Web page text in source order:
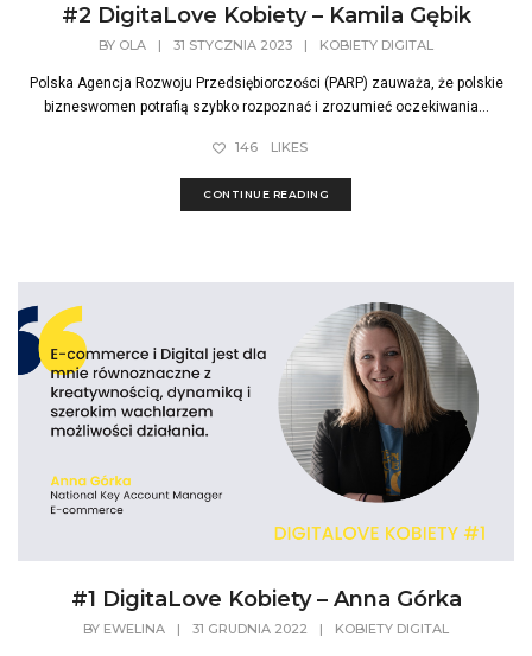
#2 DigitaLove Kobiety – Kamila Gębik
BY OLA | 31 STYCZNIA 2023 | KOBIETY DIGITAL
Polska Agencja Rozwoju Przedsiębiorczości (PARP) zauważa, że polskie
bizneswomen potrafią szybko rozpoznać i zrozumieć oczekiwania...
146 LIKES
CONTINUE READING
#1 DigitaLove Kobiety – Anna Górka
BY EWELINA | 31 GRUDNIA 2022 | KOBIETY DIGITAL